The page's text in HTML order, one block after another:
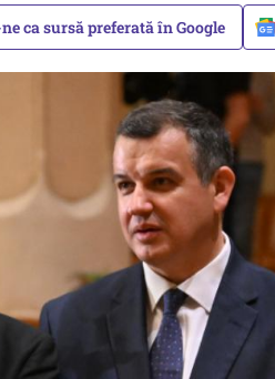
ca sursă preferată în Google